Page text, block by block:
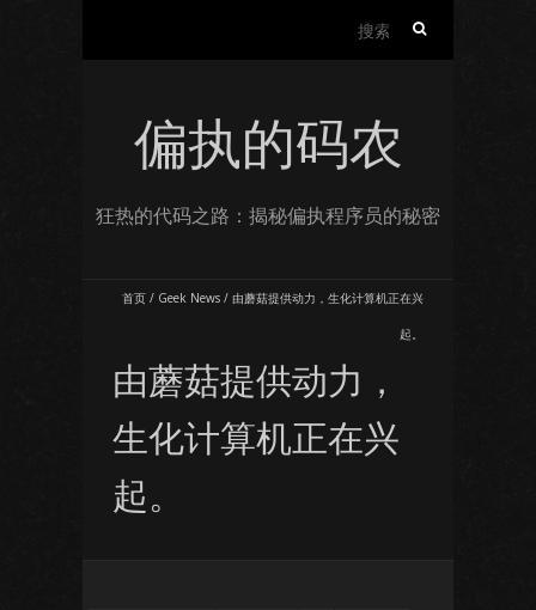
偏执的码农
狂热的代码之路：揭秘偏执程序员的秘密
首页 / Geek News / 由蘑菇提供动力，生化计算机正在兴
起。
由蘑菇提供动力，
生化计算机正在兴
起。